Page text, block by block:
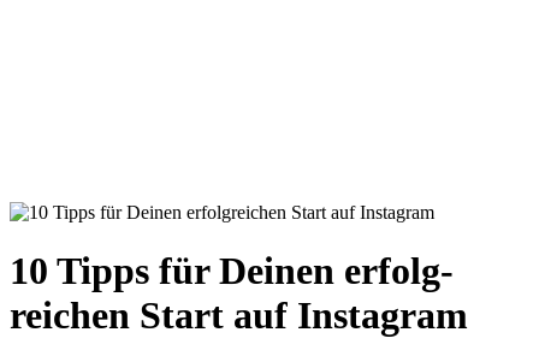
10 Tipps für Deinen erfolg-
reichen Start auf Instagram